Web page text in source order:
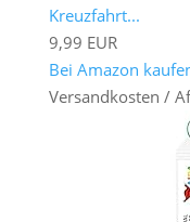
Kreuzfahrt...
9,99 EUR
Bei Amazon
Versandkosten /